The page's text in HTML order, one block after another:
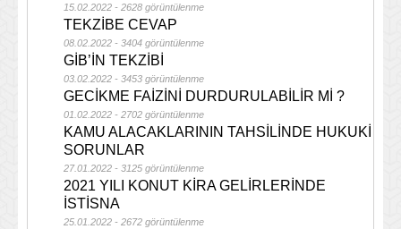
15.02.2022 - 2628 görüntülenme
TEKZİBE CEVAP
08.02.2022 - 3404 görüntülenme
GİB’İN TEKZİBİ
03.02.2022 - 3453 görüntülenme
GECİKME FAİZİNİ DURDURULABİLİR Mİ ?
01.02.2022 - 2702 görüntülenme
KAMU ALACAKLARININ TAHSİLİNDE HUKUKİ
SORUNLAR
27.01.2022 - 3125 görüntülenme
2021 YILI KONUT KİRA GELİRLERİNDE
İSTİSNA
25.01.2022 - 2672 görüntülenme